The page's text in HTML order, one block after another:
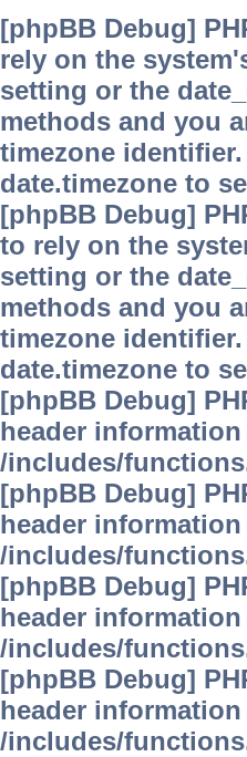
[phpBB Debug]
rely on the
setting or the
methods and you
timezone
date.timezone to
[phpBB Debug]
to rely on the
setting or the
methods and you
timezone
date.timezone to
[phpBB Debug]
header
/includes/
[phpBB Debug]
header
/includes/
[phpBB Debug]
header
/includes/
[phpBB Debug]
header
/includes/